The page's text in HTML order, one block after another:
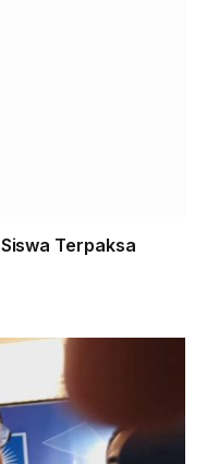
Terpaksa